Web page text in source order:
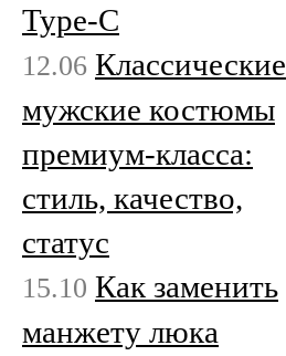
Type-C
12.06 Классические
мужские костюмы
премиум-класса:
стиль, качество,
статус
15.10 Как заменить
манжету люка